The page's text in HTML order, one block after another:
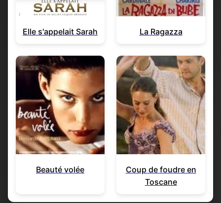
Elle s'appelait Sarah La Ragazza
Beauté volée
Coup de foudre en
Toscane